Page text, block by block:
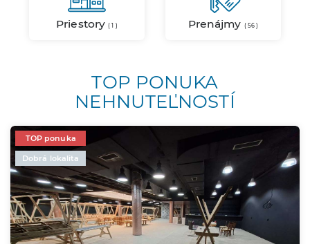
Priestory( 1 ) Prenájmy ( 56 )
TOP PONUKA
NEHNUTEĽNOSTÍ
TOP ponuka
Dobrá lokalita